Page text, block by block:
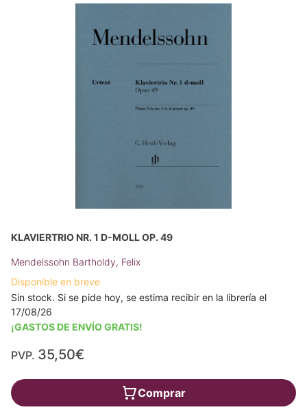
KLAVIERTRIO NR. 1 D-MOLL OP. 49
Mendelssohn Bartholdy, Felix
Disponible en breve
Sin stock. Si se pide hoy, se estima recibir en la librería el
17/08/26
¡GASTOS DE ENVÍO GRATIS!
PVP. 35,50€
Comprar